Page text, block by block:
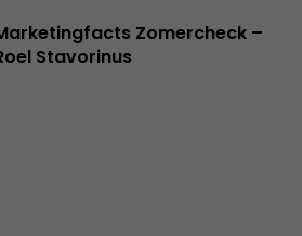
Zomercheck –
Stavorinus